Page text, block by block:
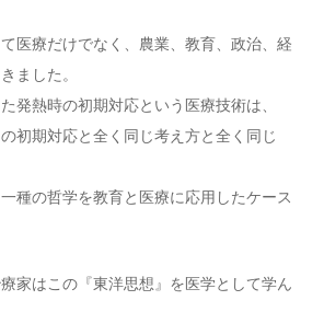
医療だけでなく、農業、教育、政治、経
ました。
発熱時の初期対応という医療技術は、
初期対応と全く同じ考え方と全く同じ
一種の哲学を教育と医療に応用したケース
家はこの『東洋思想』を医学として学ん